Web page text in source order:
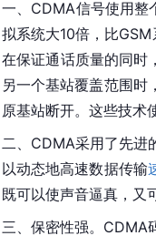
一、CDMA信号使用整
拟系统大10倍，比
在保证通话质量的同
另一个基站覆盖范围时
原基站断开。这些技术
二、CDMA采用了先进
以动态地高速数据传输
既可以使声音逼真，又
三、保密性强。CDMA